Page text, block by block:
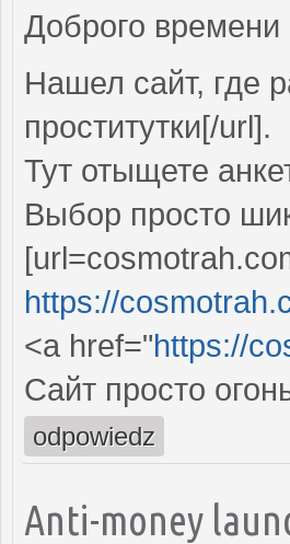
Доброго времени
Нашел сайт, где
проститутки[/url].
Тут отыщете
Выбор просто
https://
<a href="https://
Сайт просто
odpowiedz
Anti-money